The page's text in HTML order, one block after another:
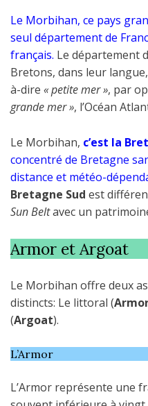
Le Morbihan, ce pays
seul département de
français. Le département
Bretons, dans leur
à-dire « petite mer », par
grande mer », l’Océan
Le Morbihan, c’est la
concentré de Bretagne
distance et météo-
Bretagne Sud est
Sun Beltavec un
Armor et Argoat
Le Morbihan offre deux
distincts: Le littoral (
(Argoat).
L’Armor
L’Armor représente une